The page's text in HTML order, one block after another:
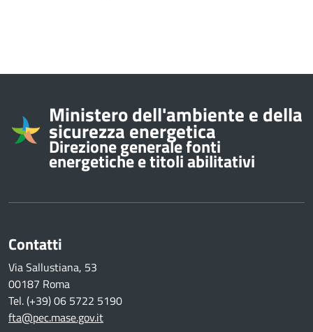
Informazioni su
Ministero dell'ambiente e della
sicurezza energetica
Direzione generale fonti
energetiche e titoli abilitativi
Contatti
Via Sallustiana, 53
00187 Roma
Tel. (+39) 06 5722 5190
fta@pec.mase.gov.it